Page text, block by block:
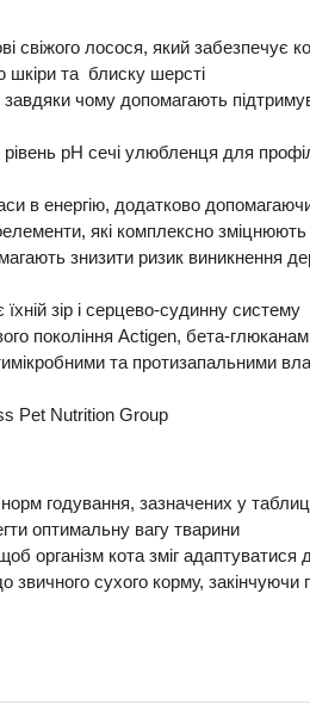
свіжого лосося, який забезпечує
шкіри та блиску шерсті
чому допомагають
pH сечі улюбленця для
в енергію, додатково
які комплексно
знизити ризик виникнення
зір і серцево-судинну систему
покоління Actigen, бета-
та протизапальними
Pet Nutrition Group
годування, зазначених у
оптимальну вагу тварини
організм кота зміг
сухого корму,